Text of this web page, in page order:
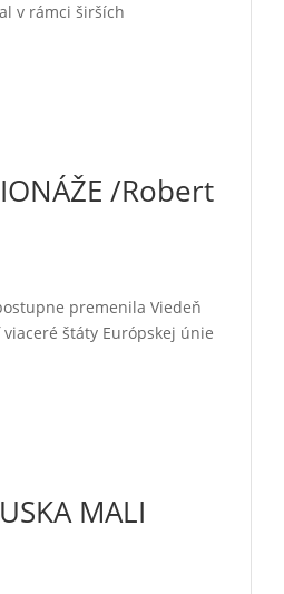
v rámci širších
/Robert
premenila Viedeň
štáty Európskej únie
MALI